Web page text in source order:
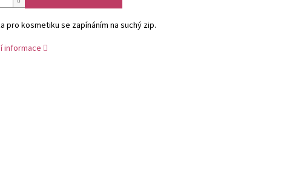
pro kosmetiku se zapínáním na suchý zip.
informace